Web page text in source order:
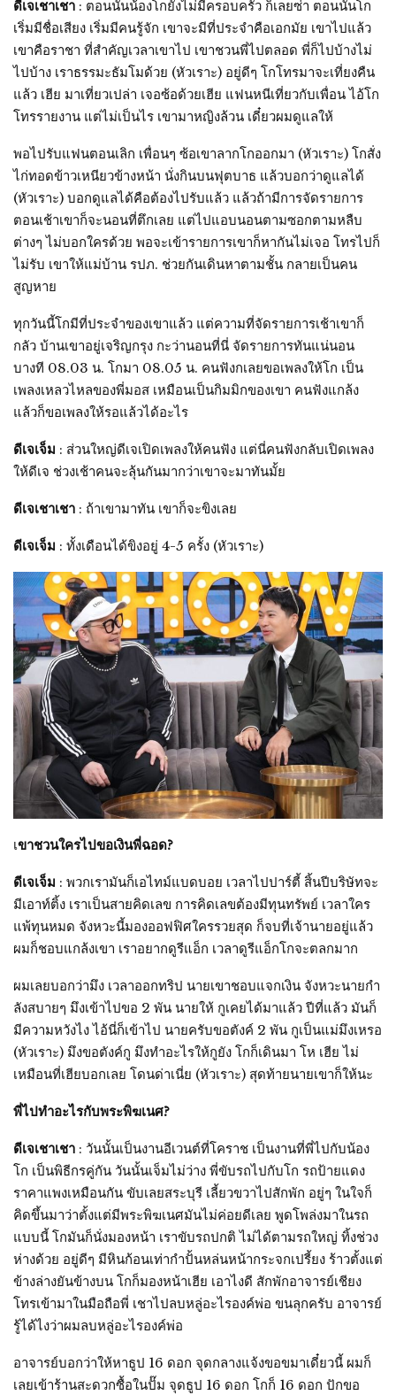
ดีเจเชาเชา : ตอนนั้นน้องโกยังไม่มีครอบครัว ก็เลยซ่า ตอนนั้นโก
เริ่มมีชื่อเสียง เริ่มมีคนรู้จัก เขาจะมีที่ประจำคือเอกมัย เขาไปแล้ว
เขาคือราชา ที่สำคัญเวลาเขาไป เขาชวนพี่ไปตลอด พี่ก็ไปบ้างไม่
ไปบ้าง เราธรรมะธัมโมด้วย (หัวเราะ) อยู่ดีๆ โกโทรมาจะเที่ยงคืน
แล้ว เฮีย มาเที่ยวเปล่า เจอซ้อด้วยเฮีย แฟนหนีเที่ยวกับเพื่อน ไอ้โก
โทรรายงาน แต่ไม่เป็นไร เขามาหญิงล้วน เดี๋ยวผมดูแลให้
พอไปรับแฟนตอนเลิก เพื่อนๆ ซ้อเขาลากโกออกมา (หัวเราะ) โกสั่ง
ไก่ทอดข้าวเหนียวข้างหน้า นั่งกินบนฟุตบาธ แล้วบอกว่าดูแลได้
(หัวเราะ) บอกดูแลได้คือต้องไปรับแล้ว แล้วถ้ามีการจัดรายการ
ตอนเช้าเขาก็จะนอนที่ตึกเลย แต่ไปแอบนอนตามซอกตามหลืบ
ต่างๆ ไม่บอกใครด้วย พอจะเข้ารายการเขาก็หากันไม่เจอ โทรไปก็
ไม่รับ เขาให้แม่บ้าน รปภ. ช่วยกันเดินหาตามชั้น กลายเป็นคน
สูญหาย
ทุกวันนี้โกมีที่ประจำของเขาแล้ว แต่ความที่จัดรายการเช้าเขาก็
กลัว บ้านเขาอยู่เจริญกรุง กะว่านอนที่นี่ จัดรายการทันแน่นอน
บางที 08.03 น. โกมา 08.05 น. คนฟังกเลยขอเพลงให้โก เป็น
เพลงเหลวไหลของพี่มอส เหมือนเป็นกิมมิกของเขา คนฟังแกล้ง
แล้วก็ขอเพลงให้รอแล้วได้อะไร
ดีเจเจ็ม : ส่วนใหญ่ดีเจเปิดเพลงให้คนฟัง แต่นี่คนฟังกลับเปิดเพลง
ให้ดีเจ ช่วงเช้าคนจะลุ้นกันมากว่าเขาจะมาทันมั้ย
ดีเจเชาเชา : ถ้าเขามาทัน เขาก็จะขิงเลย
ดีเจเจ็ม : ทั้งเดือนได้ขิงอยู่ 4-5 ครั้ง (หัวเราะ)
เขาชวนใครไปขอเงินพี่ฉอด?
ดีเจเจ็ม : พวกเรามันก็เอไทม์แบดบอย เวลาไปปาร์ตี้ สิ้นปีบริษัทจะ
มีเอาท์ติ้ง เราเป็นสายคิดเลข การคิดเลขต้องมีทุนทรัพย์ เวลาใคร
แพ้ทุนหมด จังหวะนี้มองออฟฟิศใครรวยสุด ก็จบที่เจ้านายอยู่แล้ว
ผมก็ชอบแกล้งเขา เราอยากดูรีแอ็ก เวลาดูรีแอ็กโกจะตลกมาก
ผมเลยบอกว่ามึง เวลาออกทริป นายเขาชอบแจกเงิน จังหวะนายกำ
ลังสบายๆ มึงเข้าไปขอ 2 พัน นายให้ กูเคยได้มาแล้ว ปีที่แล้ว มันก็
มีความหวังไง ไอ้นี่ก็เข้าไป นายครับขอตังค์ 2 พัน กูเป็นแม่มึงเหรอ
(หัวเราะ) มึงขอตังค์กู มึงทำอะไรให้กูยัง โกก็เดินมา โห เฮีย ไม่
เหมือนที่เฮียบอกเลย โดนด่าเนี่ย (หัวเราะ) สุดท้ายนายเขาก็ให้นะ
พี่ไปทำอะไรกับพระพิฆเนศ?
ดีเจเชาเชา : วันนั้นเป็นงานอีเวนต์ที่โคราช เป็นงานที่พี่ไปกับน้อง
โก เป็นพิธีกรคู่กัน วันนั้นเจ็มไม่ว่าง พี่ขับรถไปกับโก รถป้ายแดง
ราคาแพงเหมือนกัน ขับเลยสระบุรี เลี้ยวขวาไปสักพัก อยู่ๆ ในใจก็
คิดขึ้นมาว่าตั้งแต่มีพระพิฆเนศมันไม่ค่อยดีเลย พูดโพล่งมาในรถ
แบบนี้ โกมันก็นั่งมองหน้า เราขับรถปกติ ไม่ได้ตามรถใหญ่ ทิ้งช่วง
ห่างด้วย อยู่ดีๆ มีหินก้อนเท่ากำปั้นหล่นหน้ากระจกเปรี้ยง ร้าวตั้งแต่
ข้างล่างยันข้างบน โกก็มองหน้าเฮีย เอาไงดี สักพักอาจารย์เชียง
โทรเข้ามาในมือถือพี่ เชาไปลบหลู่อะไรองค์พ่อ ขนลุกครับ อาจารย์
รู้ได้ไงว่าผมลบหลู่อะไรองค์พ่อ
อาจารย์บอกว่าให้หาธูป 16 ดอก จุดกลางแจ้งขอขมาเดี๋ยวนี้ ผมก็
เลยเข้าร้านสะดวกซื้อในปั๊ม จุดธูป 16 ดอก โกก็ 16 ดอก ปักขอ